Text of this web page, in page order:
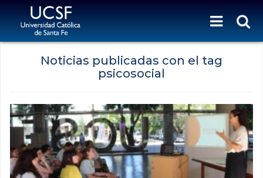
Noticias publicadas con el tag
psicosocial